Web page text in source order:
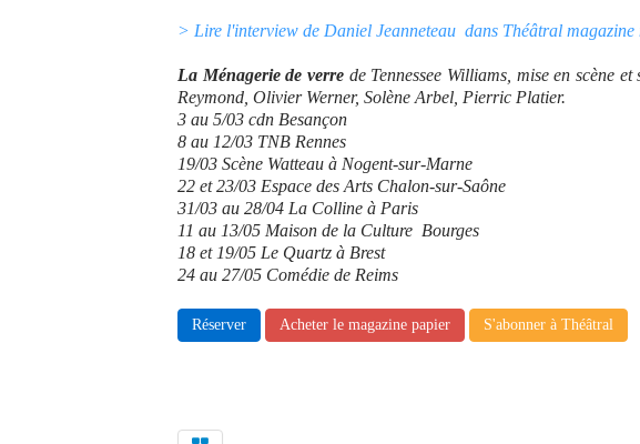
> Lire l'interview de Daniel Jeanneteau dans Théâtral magazine
La Ménagerie de verrede Tennessee Williams, mise en scène
Reymond, Olivier Werner, Solène Arbel, Pierric Platier.
3 au 5/03 cdn Besançon
8 au 12/03 TNB Rennes
19/03 Scène Watteau à Nogent-sur-Marne
22 et 23/03 Espace des Arts Chalon-sur-Saône
31/03 au 28/04 La Colline à Paris
11 au 13/05 Maison de la Culture Bourges
18 et 19/05 Le Quartz à Brest
24 au 27/05 Comédie de Reims
Réserver Acheter le magazine papier S'abonner à Théâtral